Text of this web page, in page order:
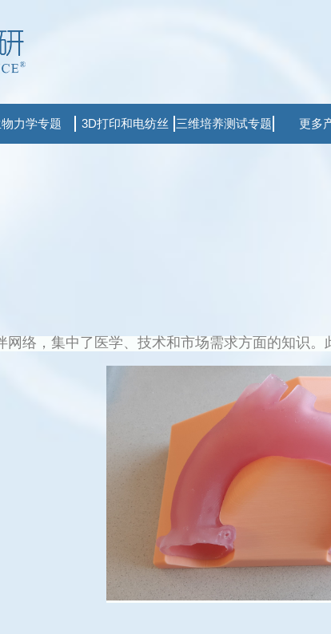
力学专题 3D打印和电纺丝 三维培养测试专题 更多
络，集中了医学、技术和市场需求方面的知识。